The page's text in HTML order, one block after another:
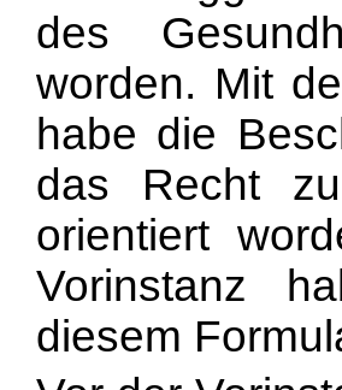
des
worden. Mit
habe die
das Recht
orientiert
Vorinstanz
diesem